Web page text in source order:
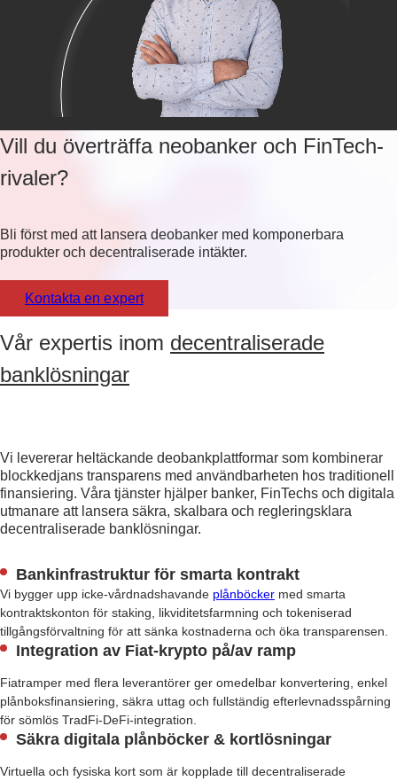
Vill du överträffa neobanker och FinTech-
rivaler?
Bli först med att lansera deobanker med komponerbara
produkter och decentraliserade intäkter.
Kontakta en expert
Vår expertis inom decentraliserade
banklösningar
Vi levererar heltäckande deobankplattformar som kombinerar
blockkedjans transparens med användbarheten hos traditionell
finansiering. Våra tjänster hjälper banker, FinTechs och digitala
utmanare att lansera säkra, skalbara och regleringsklara
decentraliserade banklösningar.
Bankinfrastruktur för smarta kontrakt
Vi bygger upp icke-vårdnadshavande plånböcker med smarta
kontraktskonton för staking, likviditetsfarmning och tokeniserad
tillgångsförvaltning för att sänka kostnaderna och öka transparensen.
Integration av Fiat-krypto på/av ramp
Fiatramper med flera leverantörer ger omedelbar konvertering, enkel
plånboksfinansiering, säkra uttag och fullständig efterlevnadsspårning
för sömlös TradFi-DeFi-integration.
Säkra digitala plånböcker & kortlösningar
Virtuella och fysiska kort som är kopplade till decentraliserade